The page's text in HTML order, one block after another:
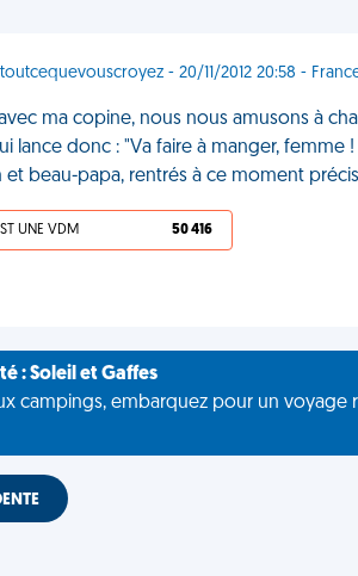
- 20/11/2012 20:58 -
ma copine, nous nous amusons à
lance donc : "Va faire à manger,
et beau-papa, rentrés à ce moment
UNE VDM 50 416
: Soleil et Gaffes
campings, embarquez pour un